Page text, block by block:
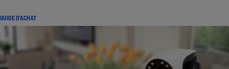
GUIDE D'ACHAT